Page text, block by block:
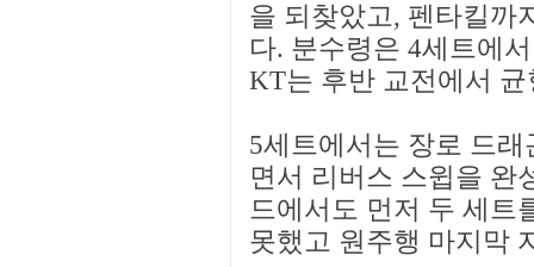
을 되찾았고, 펜타킬까
다. 분수령은 4세트에
KT는 후반 교전에서
5세트에서는 장로 드
면서 리버스 스윕을 완
드에서도 먼저 두 세트
못했고 원주행 마지막